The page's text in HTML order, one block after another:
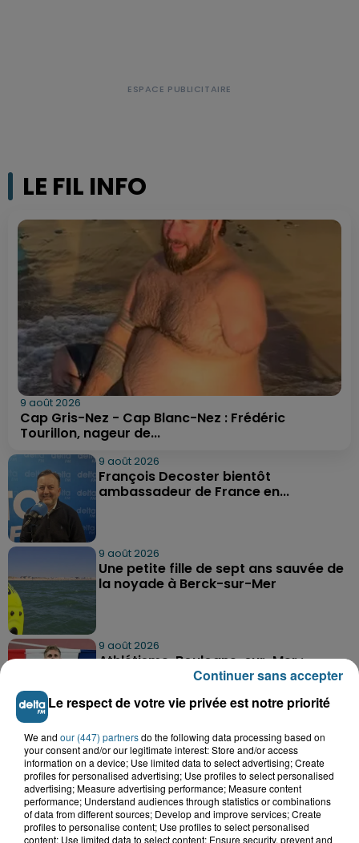
LE FIL INFO
9 août 2026
Cap Gris-Nez - Cap Blanc-Nez : Frédéric
Tourillon, nageur de...
9 août 2026
François Decoster bientôt
ambassadeur de France en...
9 août 2026
Une petite fille de sept ans sauvée de
la noyade à Berck-sur-Mer
9 août 2026
Athlétisme, Boulogne-sur-Mer :
Jimmy Gressier visera le doublé 5...
A GAGNER
Le respect de votre vie privée est notre priorité
We and our (447) partnersdo the following data processing based on
your consent and/or our legitimate interest: Store and/or access
information on a device; Use limited data to select advertising; Create
profiles for personalised advertising; Use profiles to select personalised
advertising; Measure advertising performance; Measure content
performance; Understand audiences through statistics or combinations
of data from different sources; Develop and improve services; Create
profiles to personalise content; Use profiles to select personalised
content; Use limited data to select content; Ensure security, prevent and
Continuer sans accepter